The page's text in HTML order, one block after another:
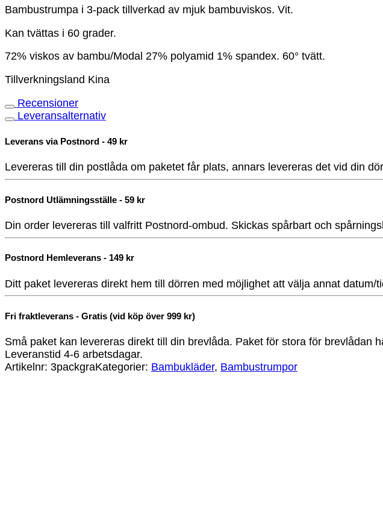
Bambustrumpa i 3-pack tillverkad av mjuk bambuviskos. Vit.
Kan tvättas i 60 grader.
72% viskos av bambu/Modal 27% polyamid 1% spandex. 60° tvätt.
Tillverkningsland Kina
Recensioner
Leveransalternativ
Leverans via Postnord - 49 kr
Levereras till din postlåda om paketet får plats, annars levereras det vid din
Postnord Utlämningsställe - 59 kr
Din order levereras till valfritt Postnord-ombud. Skickas spårbart och
Postnord Hemleverans - 149 kr
Ditt paket levereras direkt hem till dörren med möjlighet att välja annat
Fri fraktleverans - Gratis (vid köp över 999 kr)
Små paket kan levereras direkt till din brevlåda. Paket för stora för
Leveranstid 4-6 arbetsdagar.
Artikelnr: 3packgraKategorier: Bambukläder, Bambustrumpor